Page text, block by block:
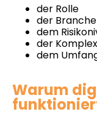
der Rolle
der Branche
dem
der
dem
Warum